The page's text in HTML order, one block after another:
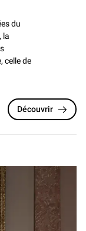
du
la
celle de
Découvrir